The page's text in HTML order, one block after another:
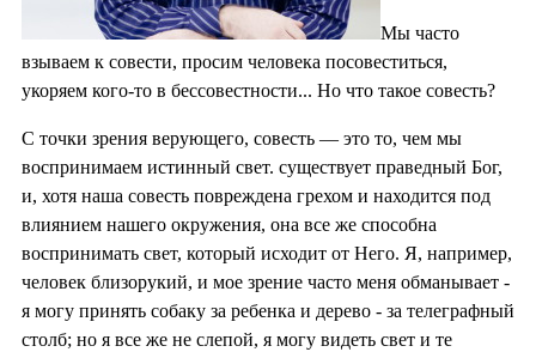
Мы часто
взываем к совести, просим человека посовеститься,
укоряем кого-то в бессовестности... Но что такое совесть?
С точки зрения верующего, совесть — это то, чем мы
воспринимаем истинный свет. существует праведный Бог,
и, хотя наша совесть повреждена грехом и находится под
влиянием нашего окружения, она все же способна
воспринимать свет, который исходит от Него. Я, например,
человек близорукий, и мое зрение часто меня обманывает -
я могу принять собаку за ребенка и дерево - за телеграфный
столб; но я все же не слепой, я могу видеть свет и те